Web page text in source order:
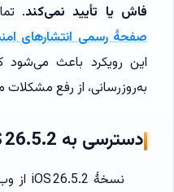
فاش یا تأیید نمی‌کند.
صفحهٔ رسمی انتشارهای
این رویکرد باعث می‌شود
به‌روزرسانی، از رفع
دسترسی به iOS 26.5.2 از سرورهای داخلی
نسخهٔ iOS 26.5.2 از وب‌سایت